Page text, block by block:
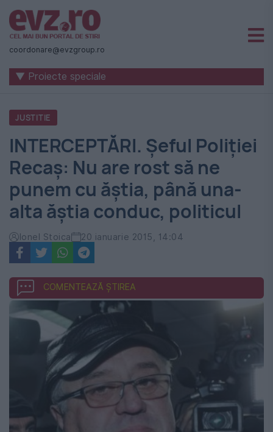
Știri
naționale
internaționale
România
Evenimentul
Zilei
coordonare@evzgroup.ro
▼ Proiecte speciale
JUSTITIE
INTERCEPTĂRI. Şeful Poliţiei
Recaş: Nu are rost să ne
punem cu ăştia, până una-
alta ăştia conduc, politicul
Ionel Stoica 20 ianuarie 2015, 14:04
COMENTEAZĂ ȘTIREA